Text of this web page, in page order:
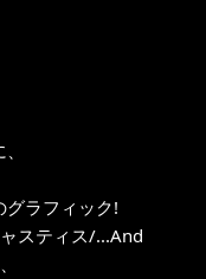
ラフィック!
スティス/...And